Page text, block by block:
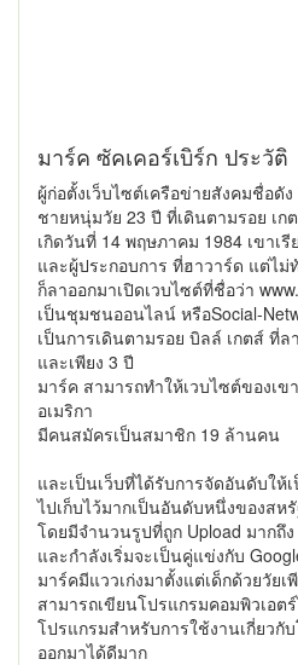
มาร์ค ซัคเคอร์เบิร์ก ประวัติ
ผู้ก่อตั้งเว็บไซต์เครือข่ายสังคมชื่อดั
ชายหนุ่มวัย 23 ปี ที่เดินตามรอย เก
เกิดวันที่ 14 พฤษภาคม 1984 เขาเ
และผู้ประกอบการ ที่ฮาวาร์ด แต่ไม่
ก็ลาออกมาเปิดเวบไซต์ที่ชื่อว่า
เป็นชุมชนออนไลน์ หรือSocial-
เป็นการเดินตามรอย บิลล์ เกตส์ ที่
และเพียง 3 ปี
มาร์ค สามารถทำให้เวบไซต์ของเ
อเมริกา
มีคนสมัครเป็นสมาชิก 19 ล้านคน
และเป็นเว็บที่ได้รับการจัดอันดับให้
ไปเก็บไว้มากเป็นอันดับหนึ่งของสห
โดยมีจำนวนรูปที่ถูก Upload มากถึ
และกำลังเริ่มจะเป็นคู่แข่งกับ
มาร์คมีแววเก่งมาตั้งแต่เด็กด้วยวัยเ
สามารถเขียนโปรแกรมคอมพิวเอต
โปรแกรมสำหรับการใช้งานเกี่ยวกั
ออกมาได้ดีมาก